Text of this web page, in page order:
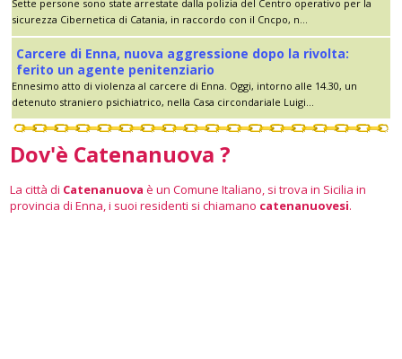
Sette persone sono state arrestate dalla polizia del Centro operativo per la
sicurezza Cibernetica di Catania, in raccordo con il Cncpo, n...
Carcere di Enna, nuova aggressione dopo la rivolta:
ferito un agente penitenziario
Ennesimo atto di violenza al carcere di Enna. Oggi, intorno alle 14.30, un
detenuto straniero psichiatrico, nella Casa circondariale Luigi...
Dov'è Catenanuova ?
La città di Catenanuova è un Comune Italiano, si trova in Sicilia in
provincia di Enna, i suoi residenti si chiamano catenanuovesi.